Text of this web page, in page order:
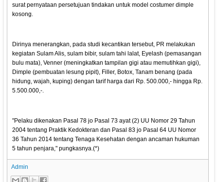
surat pernyataan persetujuan tindakan untuk model costumer dimple
kosong.
Dirinya menerangkan, pada studi kecantikan tersebut, PR melakukan
kegiatan Sulam Alis, sulam bibir, sulam tahi lalat, Eyelash (pemasangan
bulu mata), Venner (meningkatkan tampilan gigi atau memutihkan gigi),
Dimple (pembuatan lesung pipit), Filler, Botox, Tanam benang (pada
hidung, wajah, kuping) dengan tarif harga dari Rp. 500.000,- hingga Rp.
5.500.000,-.
"Pelaku dikenakan Pasal 78 jo Pasal 73 ayat (2) UU Nomor 29 Tahun
2004 tentang Praktik Kedokteran dan Pasal 83 jo Pasal 64 UU Nomor
36 Tahun 2014 tentang Tenaga Kesehatan dengan ancaman hukuman
5 tahun penjara," pungkasnya.(*)
Admin